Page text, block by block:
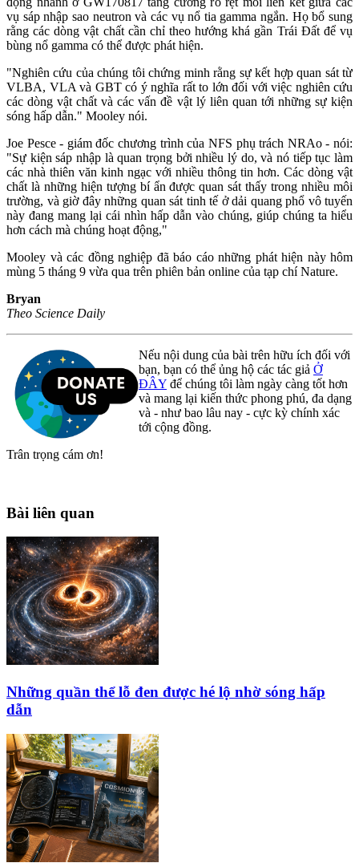
vụ sáp nhập sao neutron và các vụ nổ tia gamma ngắn. Họ bổ sung
rằng các dòng vật chất cần chỉ theo hướng khá gần Trái Đất để vụ
bùng nổ gamma có thể được phát hiện.
"Nghiên cứu của chúng tôi chứng minh rằng sự kết hợp quan sát từ
VLBA, VLA và GBT có ý nghĩa rất to lớn đối với việc nghiên cứu
các dòng vật chất và các vấn đề vật lý liên quan tới những sự kiện
sóng hấp dẫn." Mooley nói.
Joe Pesce - giám đốc chương trình của NFS phụ trách NRAo - nói:
"Sự kiện sáp nhập là quan trọng bởi nhiều lý do, và nó tiếp tục làm
các nhà thiên văn kinh ngạc với nhiều thông tin hơn. Các dòng vật
chất là những hiện tượng bí ẩn được quan sát thấy trong nhiều môi
trường, và giờ đây những quan sát tinh tế ở dải quang phổ vô tuyến
này đang mang lại cái nhìn hấp dẫn vào chúng, giúp chúng ta hiểu
hơn cách mà chúng hoạt động,"
Mooley và các đồng nghiệp đã báo cáo những phát hiện này hôm
mùng 5 tháng 9 vừa qua trên phiên bản online của tạp chí Nature.
Bryan
Theo Science Daily
Nếu nội dung của bài trên hữu ích đối với
bạn, bạn có thể ủng hộ các tác giả Ở
ĐÂY để chúng tôi làm ngày càng tốt hơn
và mang lại kiến thức phong phú, đa dạng
và - như bao lâu nay - cực kỳ chính xác
tới cộng đồng.
Trân trọng cám ơn!
Bài liên quan
Những quần thể lỗ đen được hé lộ nhờ sóng hấp
dẫn